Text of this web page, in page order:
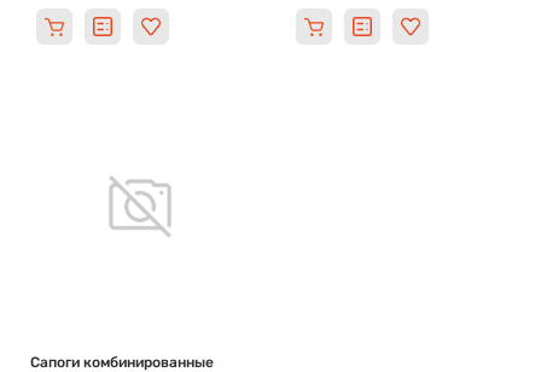
Сапоги комбинированные